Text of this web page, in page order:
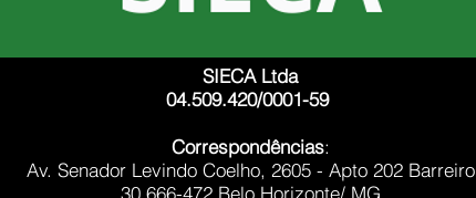
SIECA Ltda
04.509.420/0001-59
Correspondências:
Av. Senador Levindo Coelho, 2605 - Apto 202 Barreiro
30.666-472 Belo Horizonte/ MG